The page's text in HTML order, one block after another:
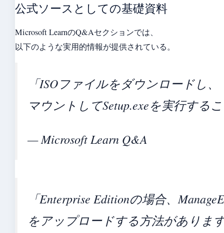
公式ソースとしての基礎資料
Microsoft LearnのQ&Aセクションでは、
以下のような実用的情報が提供されている。
「ISOファイルをダウンロードし、
マウントしてSetup.exeを実行する
— Microsoft Learn Q&A
「Enterprise Editionの場合、
をアップロードする方法がありま